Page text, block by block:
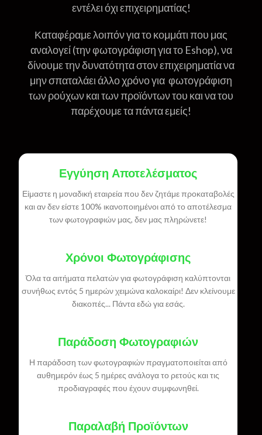
εντέλει όχι επιχειρηματίας!
Καταφέραμε λοιπόν για το κομμάτι που μας
αναλογεί (την φωτογράφιση για το Eshop), να
δίνουμε την δυνατότητα στον επιχειρηματία να
μην σπαταλάει άλλο χρόνο για φωτογράφιση
των ρούχων και των προϊόντων του και να του
παρέχουμε τα πάντα εμείς!
Εγγύηση Αποτελέσματος
Είμαστε η μοναδική εταιρεία που δεν ζητάμε προκαταβολές
και αν δεν είστε 100% ικανοποιημένοι από το αποτέλεσμα
των φωτογραφιών μας, δεν μας πληρώνετε!
Χρόνοι Φωτογράφισης
Όλα τα αιτήματα πελατών για φωτογράφιση καλύπτονται
συνήθως εντός 5 ημερών χειμώνα καλοκαίρι! Δεν κλείνουμε
διακοπές... Πάντα εδώ για εσάς.
Παράδοση Φωτογραφιών
Η παράδοση των φωτογραφιών πραγματοποιείται από
αυθημερόν έως 5 ημέρες ανάλογα το ρετούς και τις
προδιαγραφές που έχουν συμφωνηθεί.
Παραλαβή Προϊόντων